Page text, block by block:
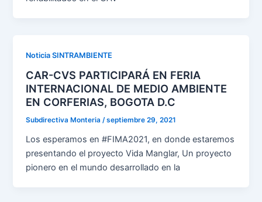
Noticia SINTRAMBIENTE
CAR-CVS PARTICIPARÁ EN FERIA
INTERNACIONAL DE MEDIO AMBIENTE
EN CORFERIAS, BOGOTA D.C
Subdirectiva Monteria/septiembre 29, 2021
Los esperamos en #FIMA2021, en donde estaremos
presentando el proyecto Vida Manglar, Un proyecto
pionero en el mundo desarrollado en la